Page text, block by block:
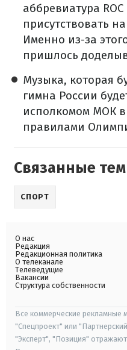
аббревиатура
присутствовать
Именно из-за
пришлось
Музыка, которая
гимна России
исполкомом МОК в
правилами
Связанные
СПОРТ
О нас
Редакция
Редакционная политика
О телеканале
Телеведущие
Вакансии
Структура собственности
Все коммерческие рекламные
"Спецпроект" или
"Эксперт", "Позиция"